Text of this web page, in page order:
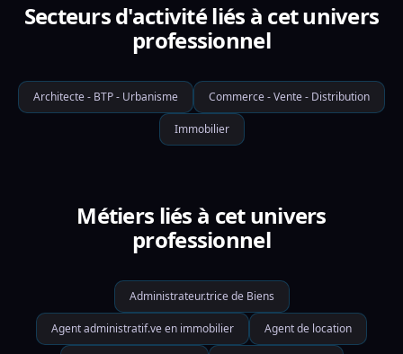
Secteurs d'activité liés à cet univers
professionnel
Architecte - BTP - Urbanisme Commerce - Vente - Distribution
Immobilier
Métiers liés à cet univers
professionnel
Administrateur.trice de Biens
Agent administratif.ve en immobilier Agent de location